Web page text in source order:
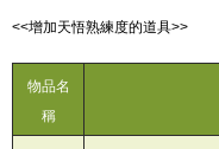
<<增加天悟熟練度的道具>>
物品名
稱